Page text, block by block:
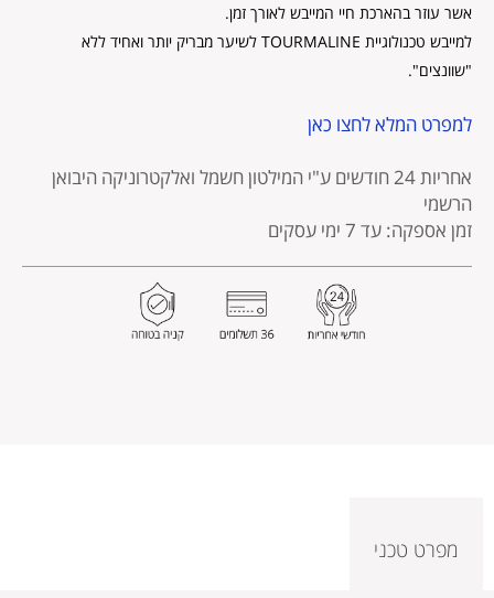
אשר עוזר בהארכת חיי המייבש לאורך זמן.
למייבש טכנולוגיית TOURMALINE לשיער מבריק יותר ואחיד ללא
"שוונצים".
למפרט המלא לחצו כאן
אחריות 24 חודשים
ע"י המילטון חשמל ואלקטרוניקה היבואן
הרשמי
זמן אספקה: עד 7 ימי עסקים
מפרט טכני